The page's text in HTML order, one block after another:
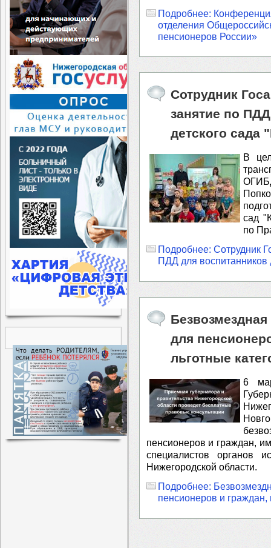
Подробнее:
отделения
пенсионеров России»
Сотрудник
занятие по
детского сада
В
сад
по
Подробнее: Сотрудник
ПДД для воспитанников
для
льготные
6
пенсионеров и граждан,
специалистов органов
Нижегородской области.
Подробнее:
пенсионеров и